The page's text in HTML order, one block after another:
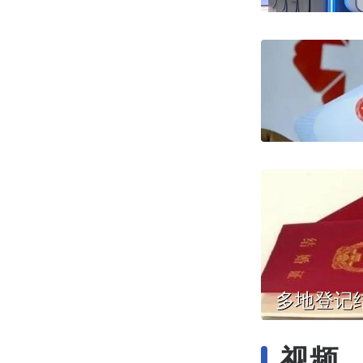
多地登记